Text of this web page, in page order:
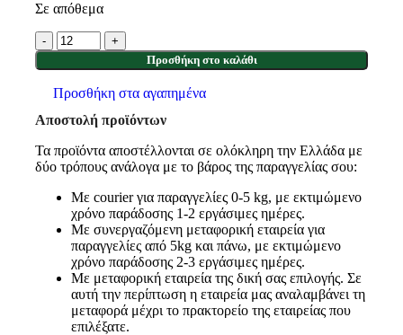
Σε απόθεμα
Προσθήκη στο καλάθι
Προσθήκη στα αγαπημένα
Αποστολή προϊόντων
Τα προϊόντα αποστέλλονται σε ολόκληρη την Ελλάδα με
δύο τρόπους ανάλογα με το βάρος της παραγγελίας σου:
Με courier για παραγγελίες 0-5 kg, με εκτιμώμενο
χρόνο παράδοσης 1-2 εργάσιμες ημέρες.
Με συνεργαζόμενη μεταφορική εταιρεία για
παραγγελίες από 5kg και πάνω, με εκτιμώμενο
χρόνο παράδοσης 2-3 εργάσιμες ημέρες.
Με μεταφορική εταιρεία της δική σας επιλογής. Σε
αυτή την περίπτωση η εταιρεία μας αναλαμβάνει τη
μεταφορά μέχρι το πρακτορείο της εταιρείας που
επιλέξατε.